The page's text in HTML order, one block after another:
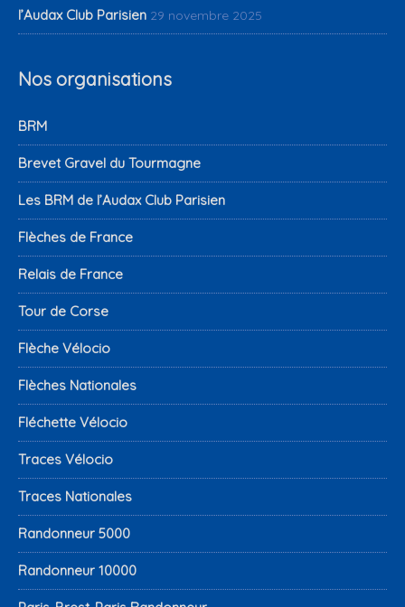
l’Audax Club Parisien 29 novembre 2025
Nos organisations
BRM
Brevet Gravel du Tourmagne
Les BRM de l’Audax Club Parisien
Flèches de France
Relais de France
Tour de Corse
Flèche Vélocio
Flèches Nationales
Fléchette Vélocio
Traces Vélocio
Traces Nationales
Randonneur 5000
Randonneur 10000